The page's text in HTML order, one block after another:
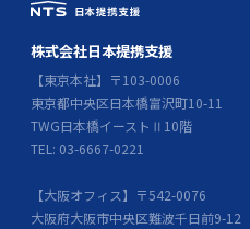
株式会社日本提携支援
【東京本社】〒103-0006
東京都中央区日本橋富沢町10-11
TWG日本橋イーストⅡ10階
TEL: 03-6667-0221
【大阪オフィス】〒542-0076
大阪府大阪市中央区難波千日前9-12